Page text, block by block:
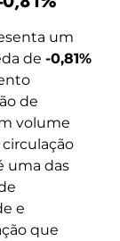
um
de -0,81%
de
volume
circulação
uma das
e
que